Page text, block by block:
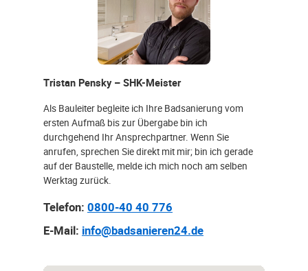
Tristan Pensky – SHK-Meister
Als Bauleiter begleite ich Ihre Badsanierung vom
ersten Aufmaß bis zur Übergabe bin ich
durchgehend Ihr Ansprechpartner. Wenn Sie
anrufen, sprechen Sie direkt mit mir; bin ich gerade
auf der Baustelle, melde ich mich noch am selben
Werktag zurück.
Telefon: 0800-40 40 776
E-Mail: info@badsanieren24.de